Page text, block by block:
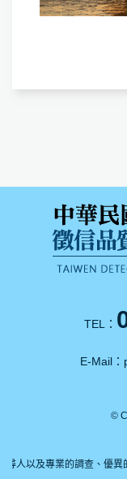
TEL：
E-Mail：
©
尋人以及專業的調查、優異